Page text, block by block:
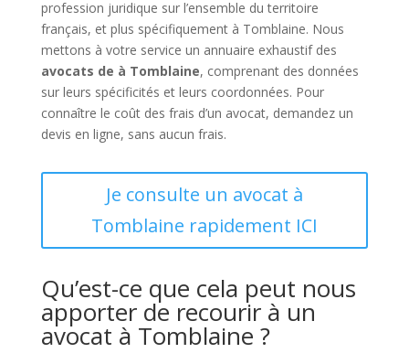
profession juridique sur l’ensemble du territoire
français, et plus spécifiquement à Tomblaine. Nous
mettons à votre service un annuaire exhaustif des
avocats de à Tomblaine, comprenant des données
sur leurs spécificités et leurs coordonnées. Pour
connaître le coût des frais d’un avocat, demandez un
devis en ligne, sans aucun frais.
Je consulte un avocat à
Tomblaine rapidement ICI
Qu’est-ce que cela peut nous
apporter de recourir à un
avocat à Tomblaine ?